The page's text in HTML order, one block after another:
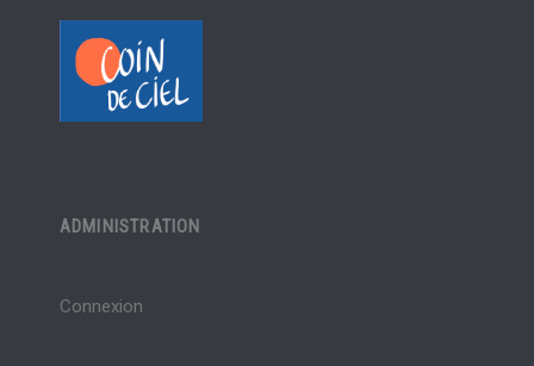
ADMINISTRATION
Connexion